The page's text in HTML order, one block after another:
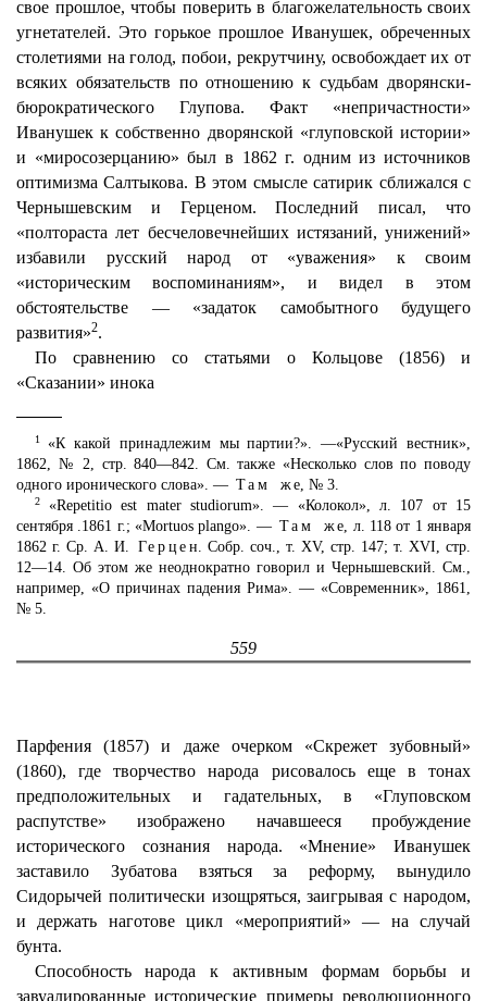
свое прошлое, чтобы поверить в благожелательность своих
угнетателей. Это горькое прошлое Иванушек, обреченных
столетиями на голод, побои, рекрутчину, освобождает их от
всяких обязательств по отношению к судьбам дворянски-
бюрократического Глупова. Факт «непричастности»
Иванушек к собственно дворянской «глуповской истории»
и «миросозерцанию» был в 1862 г. одним из источников
оптимизма Салтыкова. В этом смысле сатирик сближался с
Чернышевским и Герценом. Последний писал, что
«полтораста лет бесчеловечнейших истязаний, унижений»
избавили русский народ от «уважения» к своим
«историческим воспоминаниям», и видел в этом
обстоятельстве — «задаток самобытного будущего
развития»2.
По сравнению со статьями о Кольцове (1856) и
«Сказании» инока
1«К какой принадлежим мы партии?». —«Русский вестник»,
1862, № 2, стр. 840—842. См. также «Несколько слов по поводу
одного иронического слова». — Там же , № 3.
2«Repetitio est mater studiorum». — «Колокол», л. 107 от 15
сентября .1861 г.; «Mortuos plango». — Там же , л. 118 от 1 января
1862 г. Ср. А. И.
Герцен . Собр. соч., т. XV, стр. 147; т. XVI, стр.
12—14. Об этом же неоднократно говорил и Чернышевский. См.,
например, «О причинах падения Рима». — «Современник», 1861,
№ 5.
559
Парфения (1857) и даже очерком «Скрежет зубовный»
(1860), где творчество народа рисовалось еще в тонах
предположительных и гадательных, в «Глуповском
распутстве» изображено начавшееся пробуждение
исторического сознания народа. «Мнение» Иванушек
заставило Зубатова взяться за реформу, вынудило
Сидорычей политически изощряться, заигрывая с народом,
и держать наготове цикл «мероприятий» — на случай
бунта.
Способность народа к активным формам борьбы и
завуалированные исторические примеры революционного